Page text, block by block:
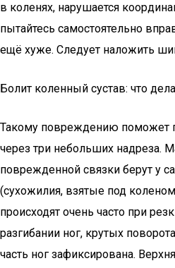
в коленях, нарушается
пытайтесь самостоятельно
ещё хуже. Следует наложить
Болит коленный сустав: что
Такому повреждению поможет
через три небольших надреза.
поврежденной связки берут у
(сухожилия, взятые под
происходят очень часто при
разгибании ног, крутых
часть ног зафиксирована.